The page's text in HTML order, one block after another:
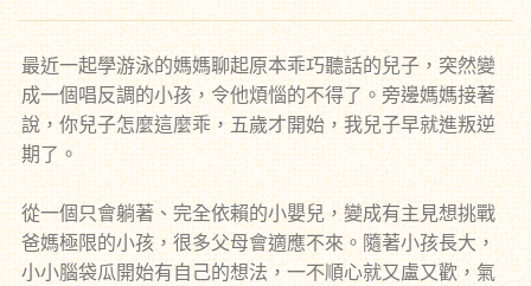
最近一起學游泳的媽媽聊起原本乖巧聽話的兒子，突然變
成一個唱反調的小孩，令他煩惱的不得了。旁邊媽媽接著
說，你兒子怎麼這麼乖，五歲才開始，我兒子早就進叛逆
期了。
從一個只會躺著、完全依賴的小嬰兒，變成有主見想挑戰
爸媽極限的小孩，很多父母會適應不來。隨著小孩長大，
小小腦袋瓜開始有自己的想法，一不順心就又盧又歡，氣